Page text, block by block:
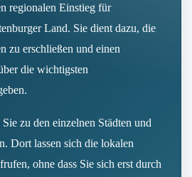
regionalen Einstieg für
Land. Sie dient dazu, die
zu erschließen und einen
die wichtigsten
zu den einzelnen Städten und
Dort lassen sich die lokalen
ohne dass Sie sich erst durch